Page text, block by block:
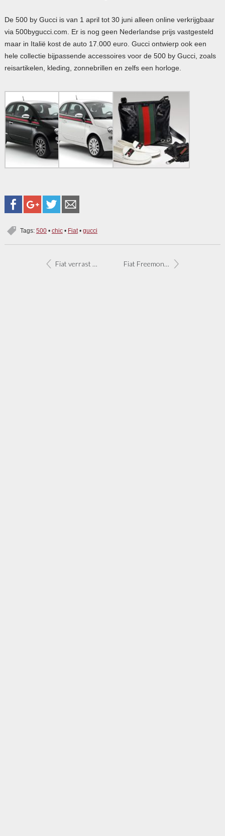
De 500 by Gucci is van 1 april tot 30 juni alleen online verkrijgbaar
via 500bygucci.com. Er is nog geen Nederlandse prijs vastgesteld
maar in Italië kost de auto 17.000 euro. Gucci ontwierp ook een
hele collectie bijpassende accessoires voor de 500 by Gucci, zoals
reisartikelen, kleding, zonnebrillen en zelfs een horloge.
Tags: 500• chic• Fiat• gucci
Fiat verrast met 500 Coupé by Zagato Fiat Freemont opent portieren